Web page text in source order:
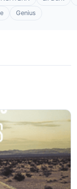
Genius